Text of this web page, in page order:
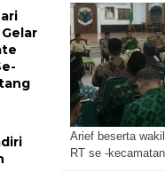
Arief beserta
RT se -